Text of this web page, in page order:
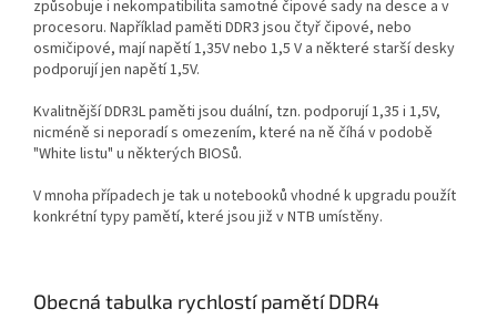
způsobuje i nekompatibilita samotné čipové sady na desce a v
procesoru. Například paměti DDR3 jsou čtyř čipové, nebo
osmičipové, mají napětí 1,35V nebo 1,5 V a některé starší desky
podporují jen napětí 1,5V.
Kvalitnější DDR3L paměti jsou duální, tzn. podporují 1,35 i 1,5V,
nicméně si neporadí s omezením, které na ně číhá v podobě
"White listu" u některých BIOSů.
V mnoha případech je tak u notebooků vhodné k upgradu použít
konkrétní typy pamětí, které jsou již v NTB umístěny.
Obecná tabulka rychlostí pamětí DDR4